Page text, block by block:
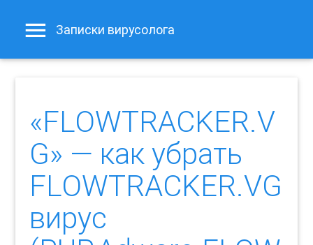
Записки вирусолога
«FLOWTRACKER.V
G» — как убрать
FLOWTRACKER.VG
вирус